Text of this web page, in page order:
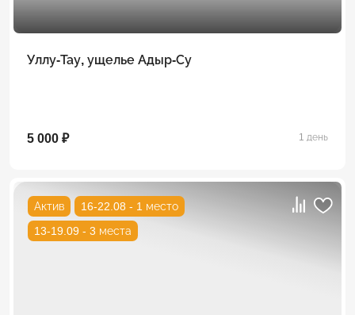
Уллу-Тау, ущелье Адыр-Су
5 000 ₽ 1 день
Актив
16-22.08 - 1 место
13-19.09 - 3 места